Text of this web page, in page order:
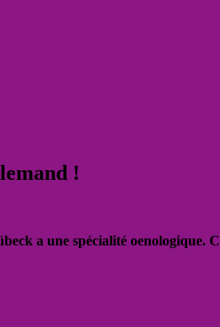
!
a une spécialité oenologique. C